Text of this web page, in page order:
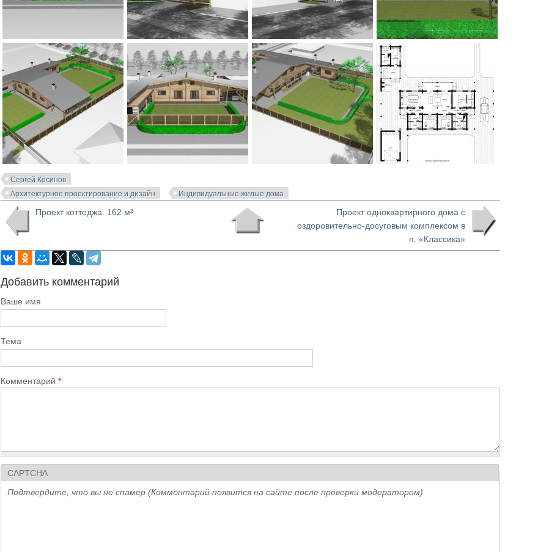
Сергей Косинов
Архитектурное проектирование и дизайн
Индивидуальные жилые дома
Проект коттеджа. 162 м²
Проект одноквартирного дома с
оздоровительно-досуговым комплексом в
п. «Классика»
Добавить комментарий
Ваше имя
Тема
Комментарий*
CAPTCHA
Подтвердите, что вы не спамер (Комментарий появится на сайте после проверки модератором)